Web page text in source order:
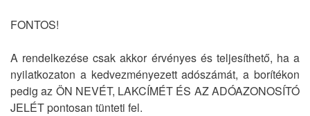
FONTOS!
A rendelkezése csak akkor érvényes és teljesíthető, ha a
nyilatkozaton a kedvezményezett adószámát, a borítékon
pedig az ÖN NEVÉT, LAKCÍMÉT ÉS AZ ADÓAZONOSÍTÓ
JELÉT pontosan tünteti fel.